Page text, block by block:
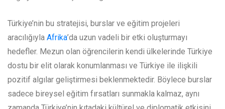
Türkiye’nin bu stratejisi, burslar ve eğitim projeleri
aracılığıyla Afrika’da uzun vadeli bir etki oluşturmayı
hedefler. Mezun olan öğrencilerin kendi ülkelerinde Türkiye
dostu bir elit olarak konumlanması ve Türkiye ile ilişkili
pozitif algılar geliştirmesi beklenmektedir. Böylece burslar
sadece bireysel eğitim fırsatları sunmakla kalmaz, aynı